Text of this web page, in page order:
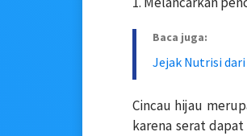
Baca juga:
Jejak Nutrisi dari
Cincau hijau
karena serat